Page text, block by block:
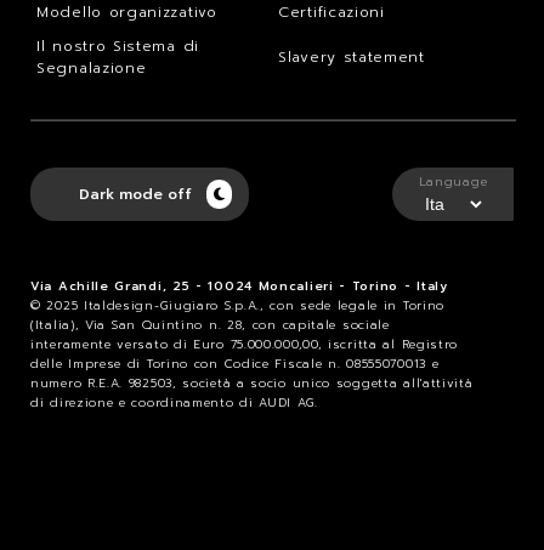
Modello organizzativo
Certificazioni
Il nostro Sistema di
Segnalazione
Slavery statement
Via Achille Grandi, 25 - 10024 Moncalieri - Torino - Italy
© 2025 Italdesign-Giugiaro S.p.A., con sede legale in Torino
(Italia), Via San Quintino n. 28, con capitale sociale
interamente versato di Euro 75.000.000,00, iscritta al Registro
delle Imprese di Torino con Codice Fiscale n. 08555070013 e
numero R.E.A. 982503, società a socio unico soggetta all'attività
di direzione e coordinamento di AUDI AG.
Dark mode off
Language